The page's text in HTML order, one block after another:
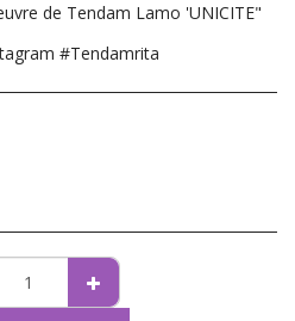
de Tendam Lamo 'UNICITE"
#Tendamrita